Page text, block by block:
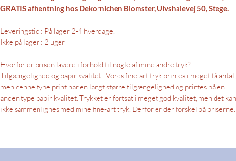
GRATIS afhentning hos Dekornichen Blomster, Ulvshalevej 50, Stege.
Leveringstid : På lager 2-4 hverdage.
Ikke på lager : 2 uger
Hvorfor er prisen lavere i forhold til nogle af mine andre tryk?
Tilgængelighed og papir kvalitet : Vores fine-art tryk printes i meget få antal,
men denne type print har en langt større tilgængelighed og printes på en
anden type papir kvalitet. Trykket er fortsat i meget god kvalitet, men det kan
ikke sammenlignes med mine fine-art tryk. Derfor er der forskel på priserne.